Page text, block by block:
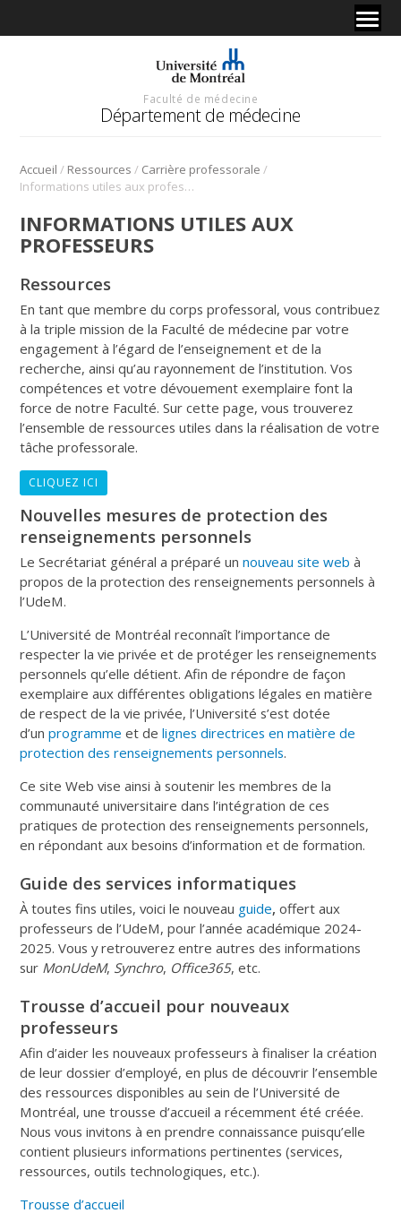
Faculté de médecine
Département de médecine
Accueil / Ressources / Carrière professorale /
Informations utiles aux professeurs
INFORMATIONS UTILES AUX
PROFESSEURS
Ressources
En tant que membre du corps professoral, vous contribuez
à la triple mission de la Faculté de médecine par votre
engagement à l’égard de l’enseignement et de la
recherche, ainsi qu’au rayonnement de l’institution. Vos
compétences et votre dévouement exemplaire font la
force de notre Faculté. Sur cette page, vous trouverez
l’ensemble de ressources utiles dans la réalisation de votre
tâche professorale.
CLIQUEZ ICI
Nouvelles mesures de protection des
renseignements personnels
Le Secrétariat général a préparé unnouveau site web à
propos de la protection des renseignements personnels à
l’UdeM.
L’Université de Montréal reconnaît l’importance de
respecter la vie privée et de protéger les renseignements
personnels qu’elle détient. Afin de répondre de façon
exemplaire aux différentes obligations légales en matière
de respect de la vie privée, l’Université s’est dotée
d’unprogramme et delignes directrices en matière de
protection des renseignements personnels.
Ce site Web vise ainsi à soutenir les membres de la
communauté universitaire dans l’intégration de ces
pratiques de protection des renseignements personnels,
en répondant aux besoins d’information et de formation.
Guide des services informatiques
À toutes fins utiles, voici le nouveau guide, offert aux
professeurs de l’UdeM, pour l’année académique 2024-
2025. Vous y retrouverez entre autres des informations
sur MonUdeM, Synchro, Office365, etc.
Trousse d’accueil pour nouveaux
professeurs
Afin d’aider les nouveaux professeurs à finaliser la création
de leur dossier d’employé, en plus de découvrir l’ensemble
des ressources disponibles au sein de l’Université de
Montréal, une trousse d’accueil a récemment été créée.
Nous vous invitons à en prendre connaissance puisqu’elle
contient plusieurs informations pertinentes (services,
ressources, outils technologiques, etc.).
Trousse d’accueil